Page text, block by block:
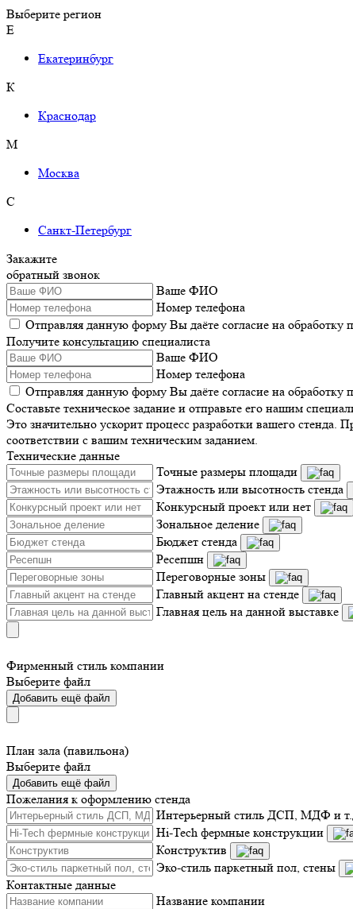
Выберите регион
Е
Екатеринбург
К
Краснодар
М
Москва
С
Санкт-Петербург
Закажите
обратный звонок
Ваше ФИО
Номер телефона
Отправляя данную форму Вы даёте согласие на обработку
Получите консультацию специалиста
Ваше ФИО
Номер телефона
Отправляя данную форму Вы даёте согласие на обработку
Составьте техническое задание и отправьте его нашим
Это значительно ускорит процесс разработки вашего
соответствии с вашим техническим заданием.
Технические данные
Точные размеры площади
Этажность или высотность стенда
Конкурсный проект или нет
Зональное деление
Бюджет стенда
Ресепшн
Переговорные зоны
Главный акцент на стенде
Главная цель на данной выставке
Фирменный стиль компании
Выберите файл
Добавить ещё файл
План зала (павильона)
Выберите файл
Добавить ещё файл
Пожелания к оформлению стенда
Интерьерный стиль ДСП, МДФ и
Hi-Tech фермные конструкции
Конструктив
Эко-стиль паркетный пол, стены
Контактные данные
Название компании